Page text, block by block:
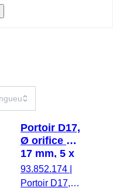
Portoir D17,
Ø orifice :
17 mm, 5 x
10, bleu
93.852.174
Portoir D17,